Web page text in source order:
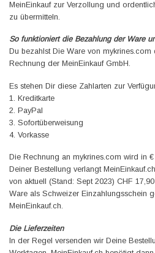
MeinEinkauf zur Verzollung und
zu übermitteln.
So funktioniert die Bezahlung der Ware
Du bezahlst Die Ware von
Rechnung der MeinEinkauf GmbH.
Es stehen Dir diese Zahlarten zur
1. Kreditkarte
2. PayPal
3. Sofortüberweisung
4. Vorkasse
Die Rechnung an mykrines.com wird in
Deiner Bestellung verlangt
von aktuell (Stand: Sept 2023) CHF
Ware als Schweizer Einzahlungsschein
MeinEinkauf.ch.
Die Lieferzeiten
In der Regel versenden wir Deine